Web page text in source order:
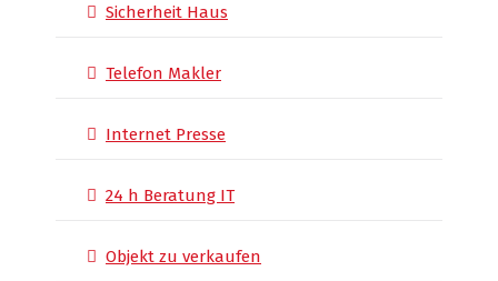
Sicherheit Haus
Telefon Makler
Internet Presse
24 h Beratung IT
Objekt zu verkaufen